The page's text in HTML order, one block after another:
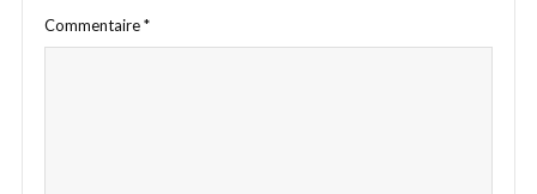
Commentaire*